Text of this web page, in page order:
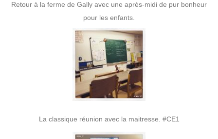
Retour à la ferme de Gally avec une après-midi de pur bonheur
pour les enfants.
La classique réunion avec la maitresse. #CE1